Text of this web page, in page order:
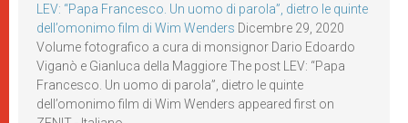
LEV: “Papa Francesco. Un uomo di parola”, dietro le quinte
dell’omonimo film di Wim Wenders Dicembre 29, 2020
Volume fotografico a cura di monsignor Dario Edoardo
Viganò e Gianluca della Maggiore The post LEV: “Papa
Francesco. Un uomo di parola”, dietro le quinte
dell’omonimo film di Wim Wenders appeared first on